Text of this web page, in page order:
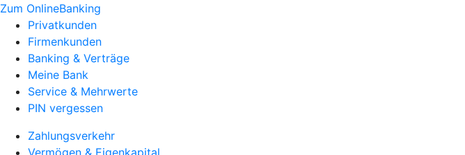
Zum OnlineBanking
Privatkunden
Firmenkunden
Banking & Verträge
Meine Bank
Service & Mehrwerte
PIN vergessen
Zahlungsverkehr
Vermögen & Eigenkapital